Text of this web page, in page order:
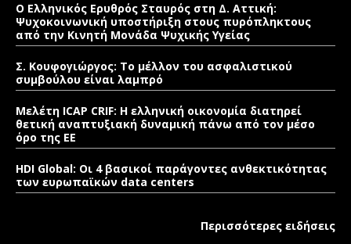
Ο Ελληνικός Ερυθρός Σταυρός στη Δ. Αττική:
Ψυχοκοινωνική υποστήριξη στους πυρόπληκτους
από την Κινητή Μονάδα Ψυχικής Υγείας
Σ. Κουφογιώργος: To μέλλον του ασφαλιστικού
συμβούλου είναι λαμπρό
Μελέτη ICAP CRIF: Η ελληνική οικονομία διατηρεί
θετική αναπτυξιακή δυναμική πάνω από τον μέσο
όρο της ΕΕ
HDI Global: Οι 4 βασικοί παράγοντες ανθεκτικότητας
των ευρωπαϊκών data centers
Περισσότερες ειδήσεις